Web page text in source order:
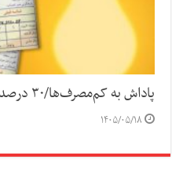
پاداش به کم‌مصرف‌ها/۳۰ درصد تخفیف برای کاهش مصرف برق
۱۴۰۵/۰۵/۱۸